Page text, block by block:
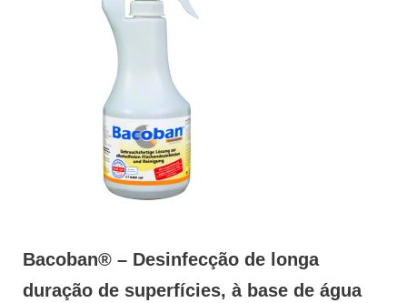
Bacoban® – Desinfecção de longa
duração de superfícies, à base de água